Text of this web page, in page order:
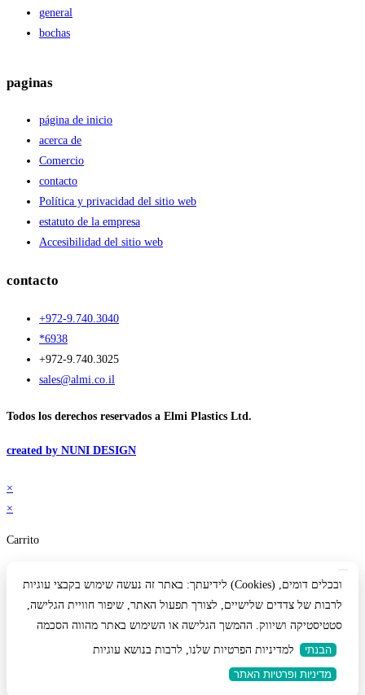
general
bochas
paginas
página de inicio
acerca de
Comercio
contacto
Política y privacidad del sitio web
estatuto de la empresa
Accesibilidad del sitio web
contacto
+972-9.740.3040
*6938
+972-9.740.3025
sales@almi.co.il
Todos los derechos reservados a Elmi Plastics Ltd.
created by NUNI DESIGN
×
×
Carrito
לידיעתך: באתר זה נעשה שימוש בקבצי עוגיות (Cookies) ובכלים דומים,
לרבות של צדדים שלישיים, לצורך תפעול האתר, שיפור חוויית הגלישה,
סטטיסטיקה ושיווק. ההמשך הגלישה או השימוש באתר מהווה הסכמה
למדיניות הפרטיות שלנו, לרבות בנושא עוגיות
הבנתי
מדיניות ופרטיות האתר